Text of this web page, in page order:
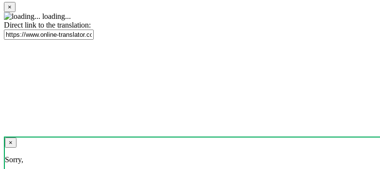
×
loading...
Direct link to the translation:
×
Sorry,